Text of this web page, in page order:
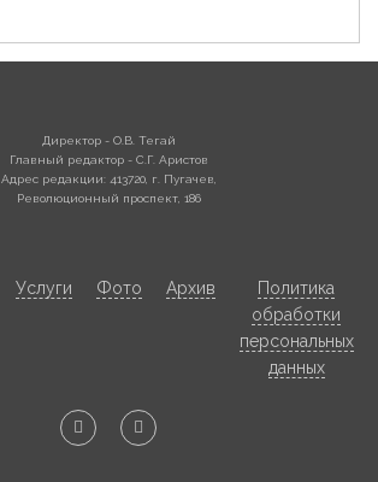
Директор - О.В. Тегай
Главный редактор - С.Г. Аристов
Адрес редакции: 413720, г. Пугачев,
Революционный проспект, 186
Услуги Фото Архив
Политика
обработки
персональных
данных